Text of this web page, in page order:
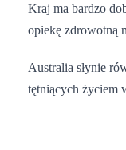
Kraj ma bardzo
opiekę zdrowotną
Australia słynie
tętniących życiem